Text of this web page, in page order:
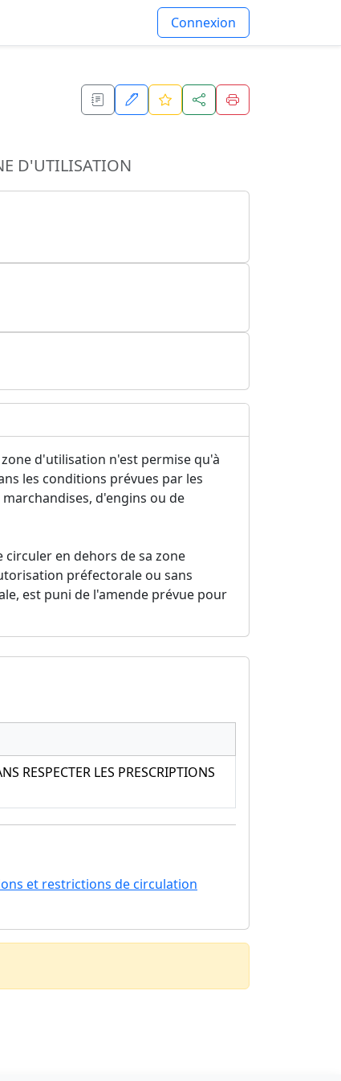
Connexion
D'UTILISATION
d'utilisation n'est permise qu'à
les conditions prévues par les
d'engins ou de
en dehors de sa zone
préfectorale ou sans
est puni de l'amende prévue pour
RESPECTER LES PRESCRIPTIONS
et restrictions de circulation